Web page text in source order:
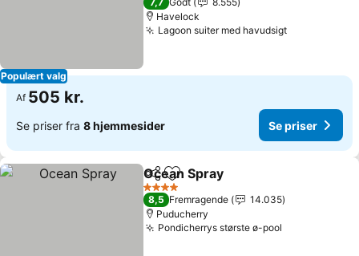
Populært valg
Havelock
Lagoon suiter med havudsigt
Af 505 kr.
Se priser fra 8 hjemmesider Se priser
Del Føj til favoritter
Ocean Spray
4 Stjerner
8,5 Fremragende
14.035
Puducherry
Pondicherrys største ø-pool